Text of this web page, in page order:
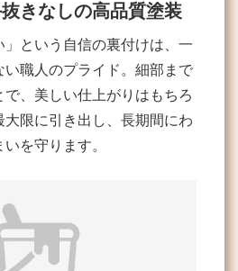
きなしの高品質塗装
」という自信の裏付けは、一
い職人のプライド。細部まで
、美しい仕上がりはもちろ
大限に引き出し、長期間にわ
を守ります。